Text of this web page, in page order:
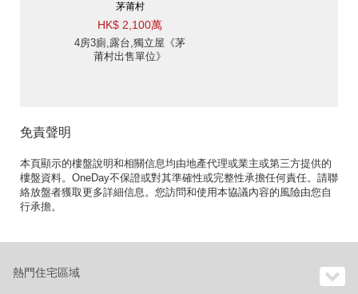
茅莆村
HK$ 2,100萬
4房3廁,露台,獨立屋《茅
莆村出售單位》
免責聲明
本頁顯示的樓盤說明和相關信息均由地產代理或業主或第三方提供的
樓盤資料。OneDay不保證或對其準確性或完整性承擔任何責任。請聯
絡放盤者獲取更多詳細信息。您訪問和使用本協議內容的風險由您自
行承擔。
熱門住宅區域